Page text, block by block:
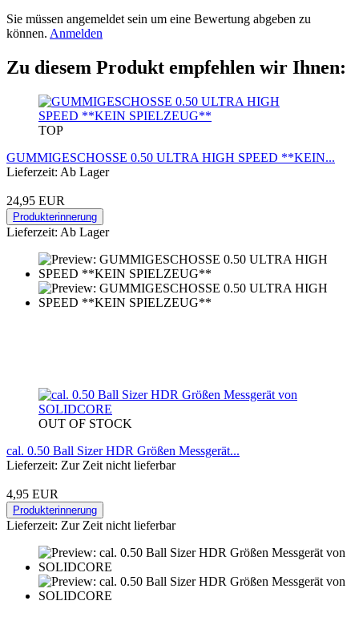
Sie müssen angemeldet sein um eine Bewertung abgeben zu
können. Anmelden
Zu diesem Produkt empfehlen wir Ihnen:
TOP
GUMMIGESCHOSSE 0.50 ULTRA HIGH SPEED **KEIN...
Lieferzeit: Ab Lager
24,95 EUR
Produkterinnerung
Lieferzeit: Ab Lager
OUT OF STOCK
cal. 0.50 Ball Sizer HDR Größen Messgerät...
Lieferzeit: Zur Zeit nicht lieferbar
4,95 EUR
Produkterinnerung
Lieferzeit: Zur Zeit nicht lieferbar